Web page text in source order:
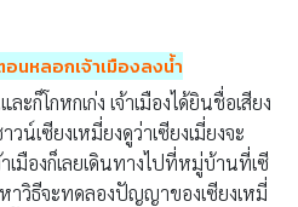
อนหลอกเจ้าเมืองลงน้ำ
ะก็โกหกเก่ง เจ้าเมืองได้ยินชื่อเสียง
วน์เซียงเหมี่ยงดูว่าเซียงเมี่ยงจะ
เมืองก็เลยเดินทางไปที่หมู่บ้านที่เซี
หาวิธีจะทดลองปัญญาของเซียงเหมี่